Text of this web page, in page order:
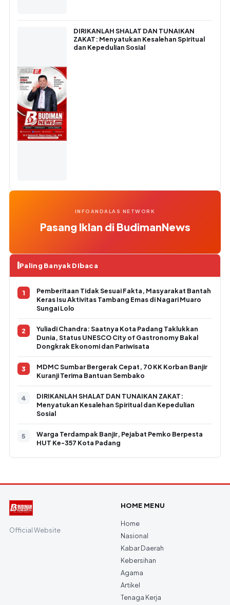
DIRIKANLAH SHALAT DAN TUNAIKAN
ZAKAT: Menyatukan Kesalehan Spiritual
dan Kepedulian Sosial
INFOANDALAS NETWORK
Pasang Iklan di BudimanNews
Paling Banyak Dibaca
Pemberitaan Tidak Sesuai Fakta, Masyarakat Bantah
Keras Isu Aktivitas Tambang Emas di Nagari Muaro
Sungai Lolo
Yuliadi Chandra: Saatnya Kota Padang Taklukkan
Dunia, Status UNESCO City of Gastronomy Bakal
Dongkrak Ekonomi dan Pariwisata
MDMC Sumbar Bergerak Cepat, 70 KK Korban Banjir
Kuranji Terima Bantuan Sembako
DIRIKANLAH SHALAT DAN TUNAIKAN ZAKAT:
Menyatukan Kesalehan Spiritual dan Kepedulian
Sosial
Warga Terdampak Banjir, Pejabat Pemko Berpesta
HUT Ke-357 Kota Padang
Official Website
HOME MENU
Home
Nasional
Kabar Daerah
Kebersihan
Agama
Artikel
Tenaga Kerja